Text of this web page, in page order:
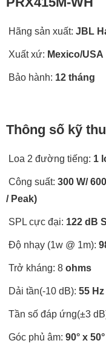
Hãng sản xuất: JBL
Xuất xứ: Mexico/USA
Bảo hành: 12 tháng
Thông số kỹ
Loa 2 đường tiếng: 1
Công suất: 300 W/
/ Peak)
SPL cực đại: 122 dB
Độ nhạy (1w @ 1m):
Trở kháng: 8 ohms
Dải tần(-10 dB): 55
Tần số đáp ứng(±3
Góc phủ âm: 90° x 50°